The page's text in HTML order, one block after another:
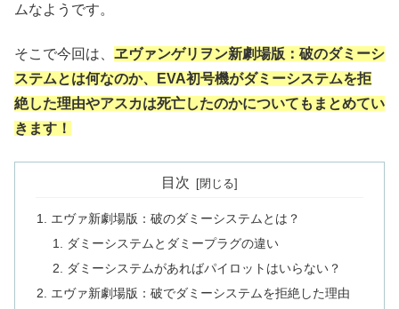
ムなようです。
そこで今回は、 ヱヴァンゲリヲン新劇場版：破のダミーシ
ステムとは何なのか、EVA初号機がダミーシステムを拒
絶した理由やアスカは死亡したのかについてもまとめてい
きます！
目次
エヴァ新劇場版：破のダミーシステムとは？
ダミーシステムとダミープラグの違い
ダミーシステムがあればパイロットはいらない？
エヴァ新劇場版：破でダミーシステムを拒絶した理由